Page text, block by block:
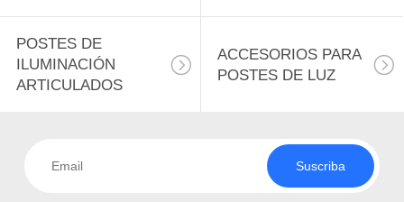
POSTES DE
ILUMINACIÓN
ARTICULADOS
ACCESORIOS PARA
POSTES DE LUZ
Suscriba